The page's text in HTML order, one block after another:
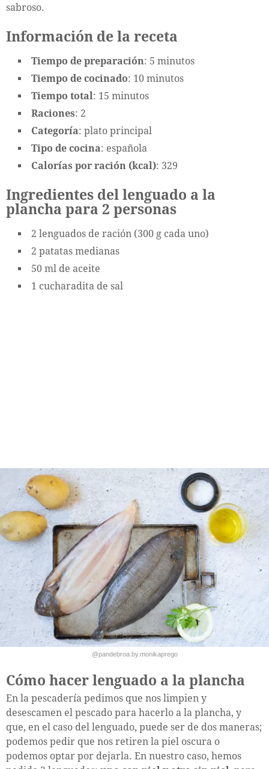
sabroso.
Información de la receta
Tiempo de preparación: 5 minutos
Tiempo de cocinado: 10 minutos
Tiempo total: 15 minutos
Raciones: 2
Categoría: plato principal
Tipo de cocina: española
Calorías por ración (kcal): 329
Ingredientes del lenguado a la
plancha para 2 personas
2 lenguados de ración (300 g cada uno)
2 patatas medianas
50 ml de aceite
1 cucharadita de sal
@pandebroa.by.monikaprego
Cómo hacer lenguado a la plancha
En la pescadería pedimos que nos limpien y
desescamen el pescado para hacerlo a la plancha, y
que, en el caso del lenguado, puede ser de dos maneras;
podemos pedir que nos retiren la piel oscura o
podemos optar por dejarla. En nuestro caso, hemos